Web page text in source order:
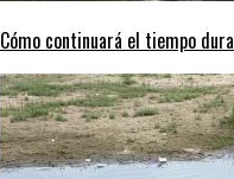
Cómo continuará el tiempo